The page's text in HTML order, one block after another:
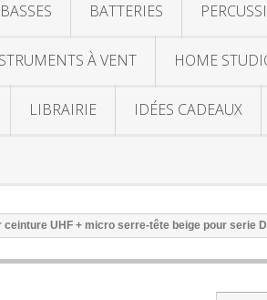
BASSES BATTERIES
À VENT HOME
LIBRAIRIE IDÉES CADEAUX
ceinture UHF + micro serre-tête beige pour serie